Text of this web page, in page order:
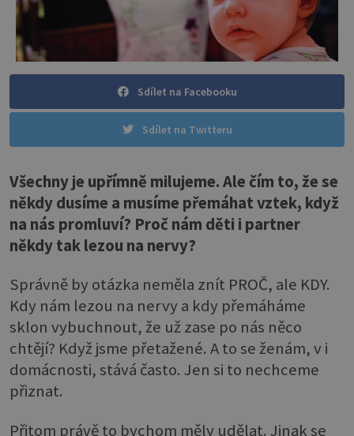
Sdílet na Facebooku
Sdílet na Twitteru
Všechny je upřímně milujeme. Ale čím to, že se
někdy dusíme a musíme přemáhat vztek, když
na nás promluví? Proč nám děti i partner
někdy tak lezou na nervy?
Správně by otázka neměla znít PROČ, ale KDY.
Kdy nám lezou na nervy a kdy přemáháme
sklon vybuchnout, že už zase po nás něco
chtějí? Když jsme přetažené. A to se ženám, v i
domácnosti, stává často. Jen si to nechceme
přiznat.
Přitom právě to bychom měly udělat. Jinak se